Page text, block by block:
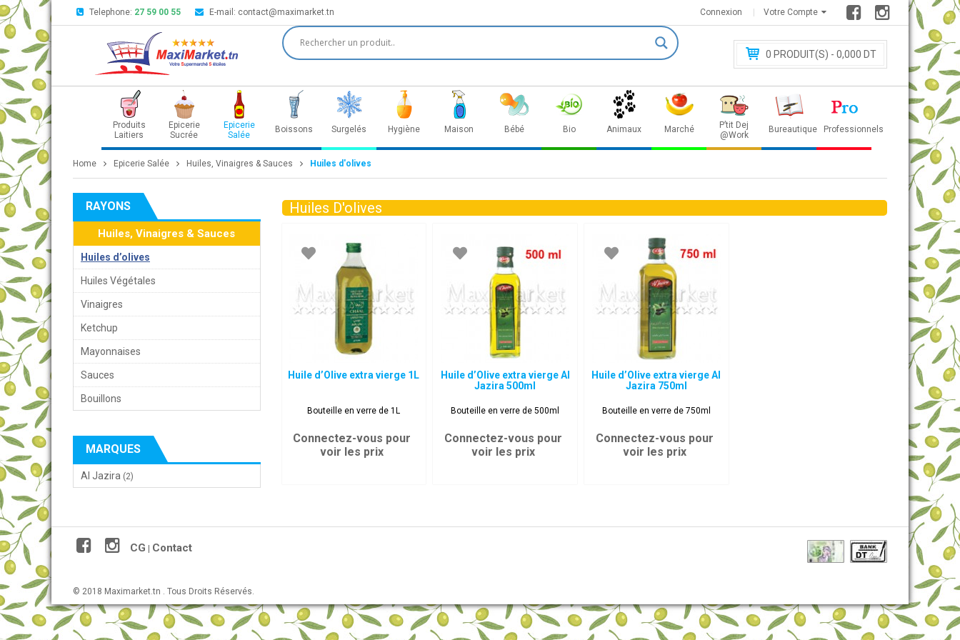
Telephone: 27 59 00 55 E-mail: contact@maximarket.tn Votre Compte
Connexion
0 PRODUIT(S) - 0,000 DT
Produits
Laitiers
Epicerie
Sucrée
Epicerie
Salée
Boissons Surgelés Hygiène Maison Bébé Bio Animaux Marché
P’tit Dej
@Work
Bureautique Professionnels
Home Epicerie Salée Huiles, Vinaigres & Sauces Huiles d'olives
RAYONS
Huiles, Vinaigres & Sauces
Huiles d’olives
Huiles Végétales
Vinaigres
Ketchup
Mayonnaises
Sauces
Bouillons
MARQUES
Al Jazira (2)
Huiles D'olives
Huile d’Olive extra vierge 1L
Bouteille en verre de 1L
Connectez-vous pour
voir les prix
Huile d’Olive extra vierge Al
Jazira 500ml
Bouteille en verre de 500ml
Connectez-vous pour
voir les prix
Huile d’Olive extra vierge Al
Jazira 750ml
Bouteille en verre de 750ml
Connectez-vous pour
voir les prix
CG Contact
© 2018 Maximarket.tn . Tous Droits Réservés.